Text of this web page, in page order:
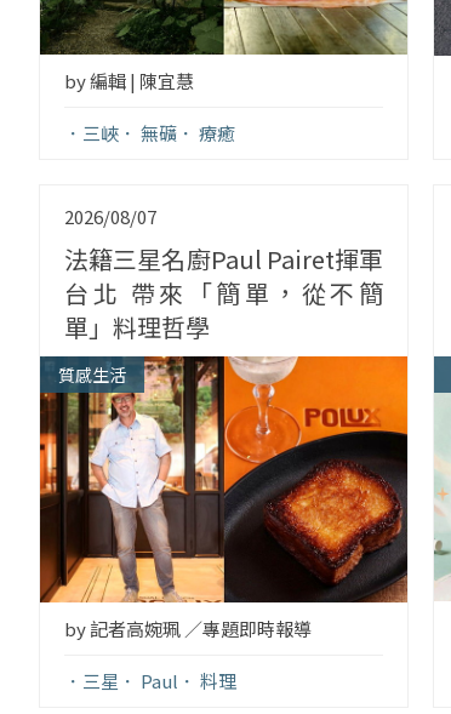
by 編輯 | 陳宜慧
三峽 無礦 療癒
2026/08/07
法籍三星名廚Paul Pairet揮軍
台北 帶來「簡單，從不簡
單」料理哲學
質感生活
by 記者高婉珮 ／專題即時報導
三星 Paul 料理